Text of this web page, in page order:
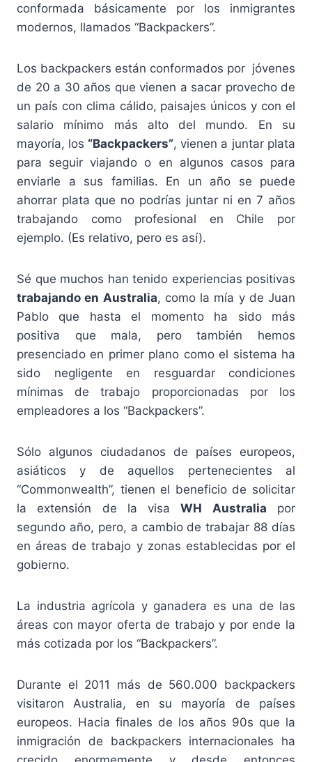
conformada básicamente por los inmigrantes
modernos, llamados “Backpackers”.
Los backpackers están conformados por jóvenes
de 20 a 30 años que vienen a sacar provecho de
un país con clima cálido, paisajes únicos y con el
salario mínimo más alto del mundo. En su
mayoría, los “Backpackers”, vienen a juntar plata
para seguir viajando o en algunos casos para
enviarle a sus familias. En un año se puede
ahorrar plata que no podrías juntar ni en 7 años
trabajando como profesional en Chile por
ejemplo. (Es relativo, pero es así).
Sé que muchos han tenido experiencias positivas
trabajando en Australia, como la mía y de Juan
Pablo que hasta el momento ha sido más
positiva que mala, pero también hemos
presenciado en primer plano como el sistema ha
sido negligente en resguardar condiciones
mínimas de trabajo proporcionadas por los
empleadores a los “Backpackers”.
Sólo algunos ciudadanos de países europeos,
asiáticos y de aquellos pertenecientes al
“Commonwealth”, tienen el beneficio de solicitar
la extensión de la visaWH Australia por
segundo año, pero, a cambio de trabajar 88 días
en áreas de trabajo y zonas establecidas por el
gobierno.
La industria agrícola y ganadera es una de las
áreas con mayor oferta de trabajo y por ende la
más cotizada por los “Backpackers”.
Durante el 2011 más de 560.000 backpackers
visitaron Australia, en su mayoría de países
europeos. Hacia finales de los años 90s que la
inmigración de backpackers internacionales ha